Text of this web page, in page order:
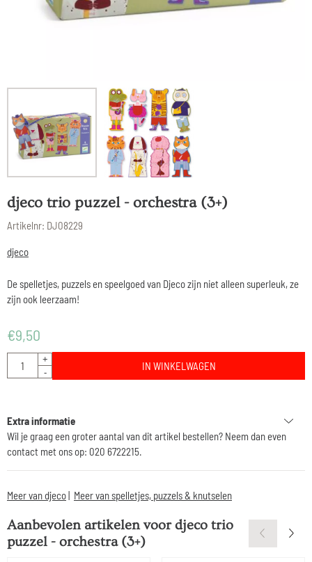
djeco trio puzzel - orchestra (3+)
Artikelnr: DJ08229
djeco
De spelletjes, puzzels en speelgoed van Djeco zijn niet alleen superleuk, ze
zijn ook leerzaam!
€9,50
Aantal
+
-
IN WINKELWAGEN
Extra informatie
Wil je graag een groter aantal van dit artikel bestellen? Neem dan even
contact met ons op: 020 6722215.
Meer van djeco| Meer van spelletjes, puzzels & knutselen
Aanbevolen artikelen voordjeco trio
puzzel - orchestra (3+)